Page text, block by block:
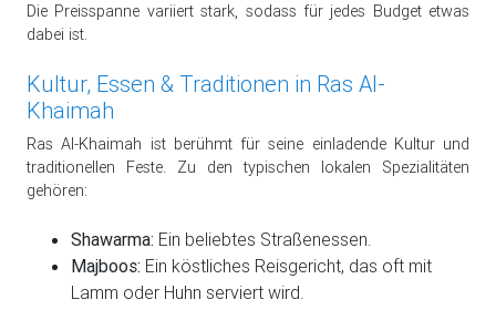
Die Preisspanne variiert stark, sodass für jedes Budget etwas
dabei ist.
Kultur, Essen & Traditionen in Ras Al-
Khaimah
Ras Al-Khaimah ist berühmt für seine einladende Kultur und
traditionellen Feste. Zu den typischen lokalen Spezialitäten
gehören:
Shawarma: Ein beliebtes Straßenessen.
Majboos: Ein köstliches Reisgericht, das oft mit
Lamm oder Huhn serviert wird.